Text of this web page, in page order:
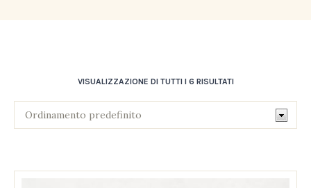
VISUALIZZAZIONE DI TUTTI I 6 RISULTATI